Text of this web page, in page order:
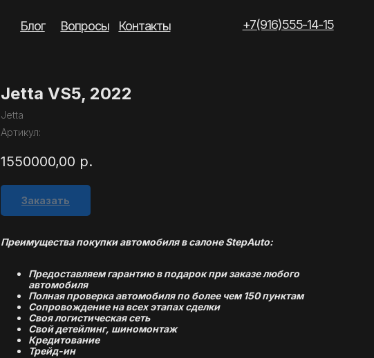
+7(916)555-14-15
Контакты
Вопросы
Jetta VS5, 2022
Jetta
Артикул:
1550000,00 р.
Заказать
Преимущества покупки автомобиля в салоне StepAuto:
Предоставляем гарантию в подарок при заказе любого
автомобиля
Полная проверка автомобиля по более чем 150 пунктам
Сопровождение на всех этапах сделки
Своя логистическая сеть
Свой детейлинг, шиномонтаж
Кредитование
Трейд-ин